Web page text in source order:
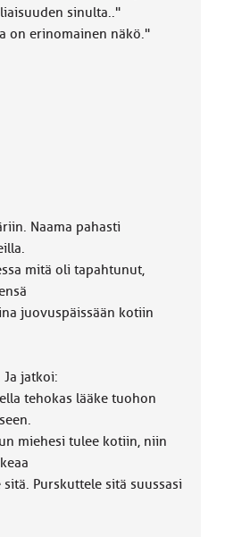
sinulta.."
on erinomainen näkö."
Naama pahasti
mitä oli tapahtunut,
juovuspäissään kotiin
Ja jatkoi:
tehokas lääke tuohon
miehesi tulee kotiin, niin
Purskuttele sitä suussasi